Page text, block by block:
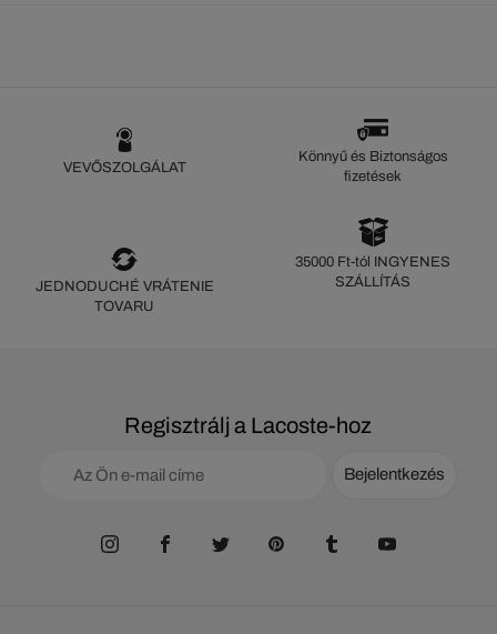
VEVŐSZOLGÁLAT
Könnyű és Biztonságos
fizetések
JEDNODUCHÉ VRÁTENIE
TOVARU
35000 Ft-tól INGYENES
SZÁLLÍTÁS
Regisztrálj a Lacoste-hoz
Bejelentkezés